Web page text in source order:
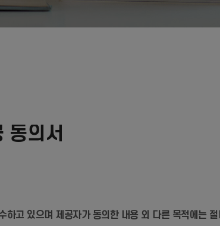
동의서
하고 있으며 제공자가 동의한 내용 외 다른 목적에는